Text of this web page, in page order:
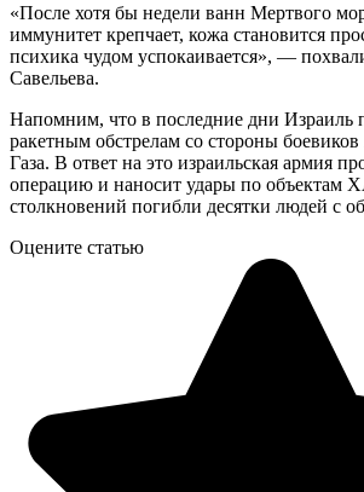
«После хотя бы недели ванн Мертвого
иммунитет крепчает, кожа становится
психика чудом успокаивается», —
Савельева.
Напомним, что в последние дни Израиль
ракетным обстрелам со стороны
Газа. В ответ на это израильская армия
операцию и наносит удары по объектам
столкновений погибли десятки людей с
Оцените статью